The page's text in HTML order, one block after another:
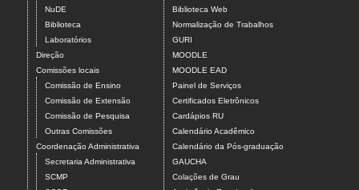
NuDE
Biblioteca
Laboratórios
Direção
Comissões locais
Comissão de Ensino
Comissão de Extensão
Comissão de Pesquisa
Outras Comissões
Coordenação Administrativa
Secretaria Administrativa
SCMP
Biblioteca Web
Normalização de Trabalhos
GURI
MOODLE
MOODLE EAD
Painel de Serviços
Certificados Eletrônicos
Cardápios RU
Calendário Acadêmico
Calendário da Pós-graduação
GAUCHA
Colações de Grau